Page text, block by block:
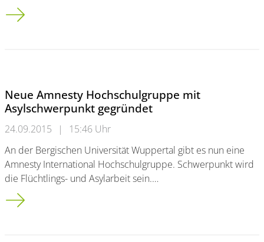
Biochemie trifft Blütenökologie: Botanikerin erforscht
Neue Amnesty Hochschulgruppe mit
Asylschwerpunkt gegründet
24.09.2015 |
15:46 Uhr
An der Bergischen Universität Wuppertal gibt es nun eine
Amnesty International Hochschulgruppe. Schwerpunkt wird
die Flüchtlings- und Asylarbeit sein.…
Neue Amnesty Hochschulgruppe mit Asylschwerpunkt